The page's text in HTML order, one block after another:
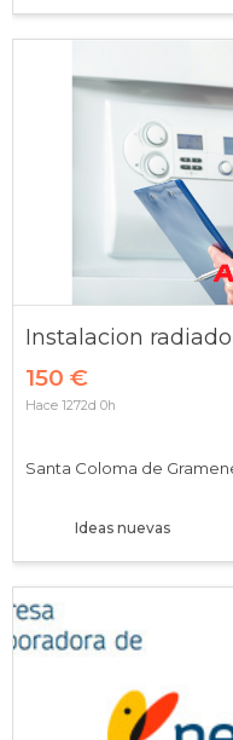
Instalacion
150 €
Ideas nuevas
Santa Coloma de
Hace 1272d 0h